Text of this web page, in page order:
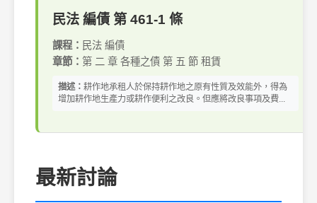
民法 編債 第 461-1 條
課程： 民法 編債
章節： 第 二 章 各種之債 第 五 節 租賃
描述： 耕作地承租人於保持耕作地之原有性質及效能外，得為
增加耕作地生產力或耕作便利之改良。但應將改良事項及費...
最新討論